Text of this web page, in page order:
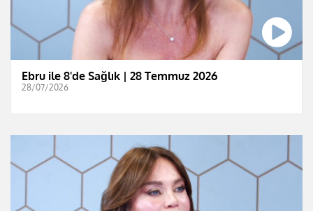
Ebru ile 8'de Sağlık | 28 Temmuz 2026
28/07/2026